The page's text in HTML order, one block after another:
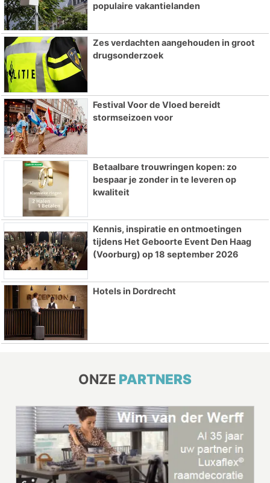
populaire vakantielanden
Zes verdachten aangehouden in groot
drugsonderzoek
Festival Voor de Vloed bereidt
stormseizoen voor
Betaalbare trouwringen kopen: zo
bespaar je zonder in te leveren op
kwaliteit
Kennis, inspiratie en ontmoetingen
tijdens Het Geboorte Event Den Haag
(Voorburg) op 18 september 2026
Hotels in Dordrecht
ONZE PARTNERS